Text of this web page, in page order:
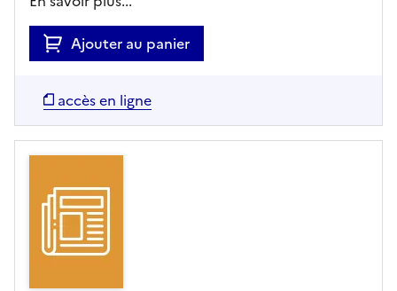
Ajouter au panier
accès en ligne